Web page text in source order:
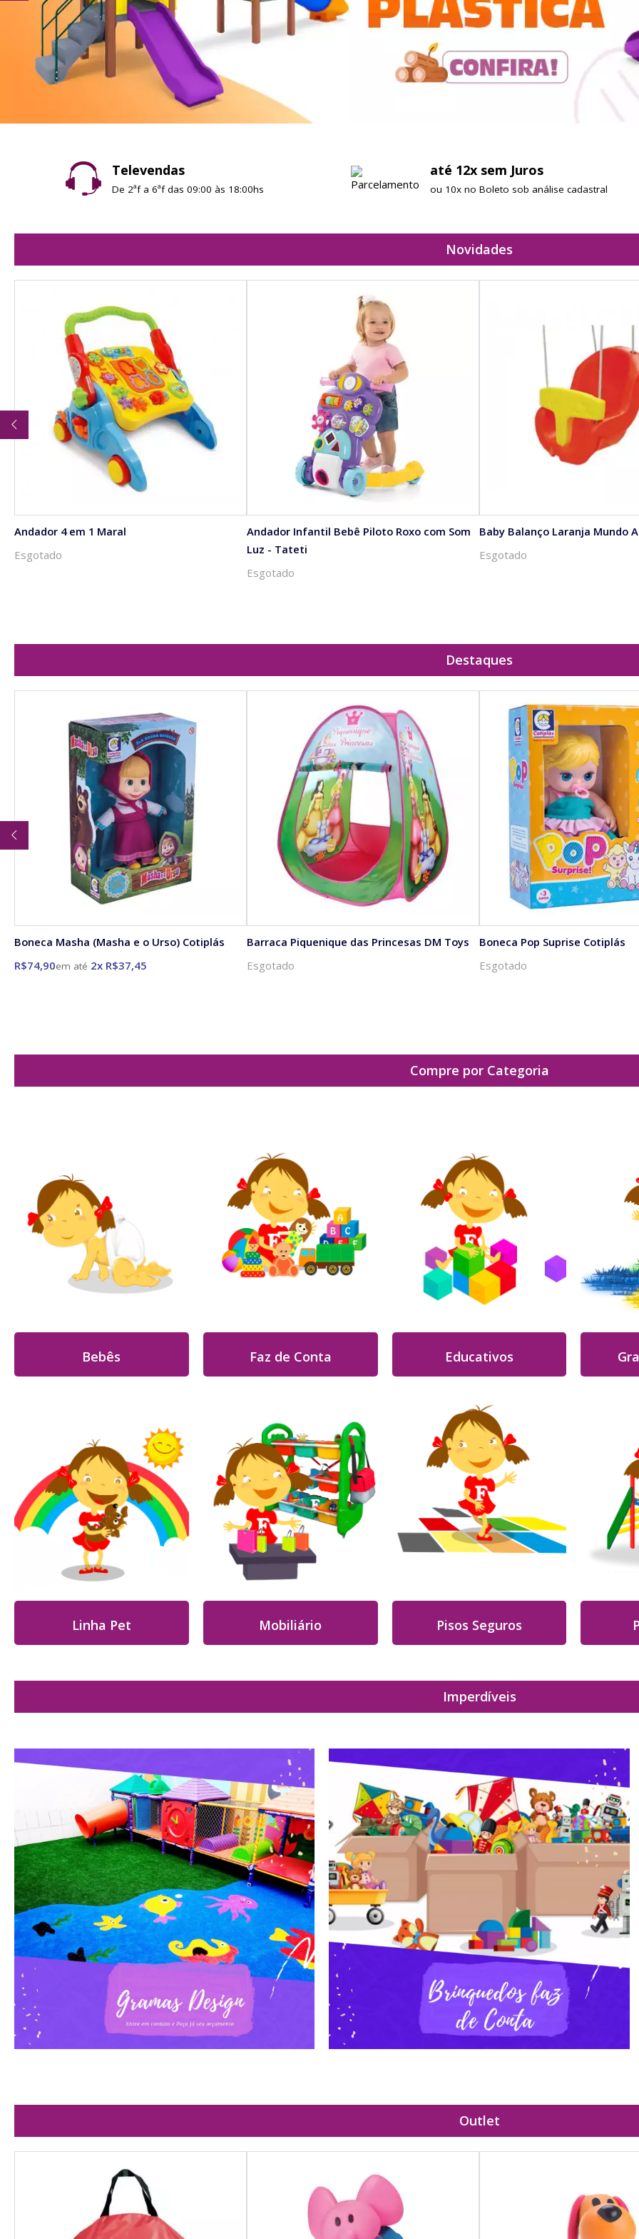
Televendas
De 2ªf a 6ªf das 09:00 às 18:00hs
até 12x sem Juros
ou 10x no Boleto sob análise cadastral
Novidades
Andador 4 em 1 Maral
Esgotado
Andador Infantil Bebê Piloto Roxo com Som
Luz - Tateti
Esgotado
Baby Balanço Laranja Mundo
Esgotado
Destaques
Boneca Masha (Masha e o Urso) Cotiplás
R$74,90
2x R$37,45
Barraca Piquenique das Princesas DM Toys
Esgotado
Boneca Pop Suprise Cotiplás
Esgotado
Compre por Categoria
Bebês Faz de Conta Educativos
Linha Pet Mobiliário Pisos Seguros
Imperdíveis
Outlet